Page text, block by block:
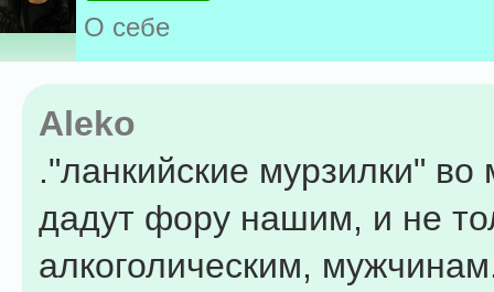
О себе
Aleko
."ланкийские мурзилки" во
дадут фору нашим, и не
алкоголическим,